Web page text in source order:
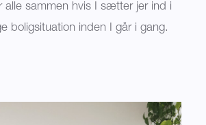
alle sammen hvis I sætter jer ind i
boligsituation inden I går i gang.